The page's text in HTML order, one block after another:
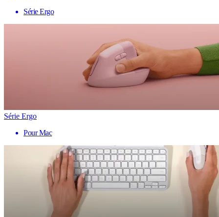
Série Ergo
Série Ergo
Pour Mac